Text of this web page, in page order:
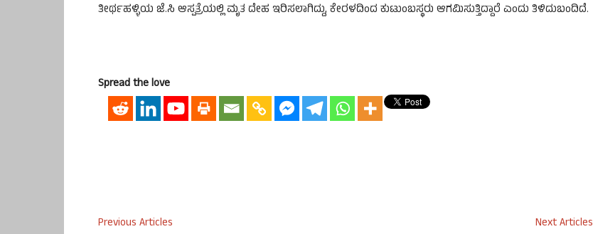
ತೀರ್ಥಹಳ್ಳಿಯ ಜೆ.ಸಿ ಆಸ್ಪತ್ರೆಯಲ್ಲಿ ಮೃತ ದೇಹ ಇರಿಸಲಾಗಿದ್ದು, ಕೇರಳದಿಂದ ಕುಟುಂಬಸ್ಥರು ಆಗಮಿಸುತ್ತಿದ್ದಾರೆ ಎಂದು ತಿಳಿದುಬಂದಿದೆ.
Spread the love
Previous Articles
Next Articles